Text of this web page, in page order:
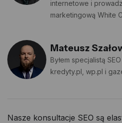
internetowe i
marketingową White
Mateusz
Byłem specjalistą
kredyty.pl, wp.pl i
Nasze konsultacje SEO są